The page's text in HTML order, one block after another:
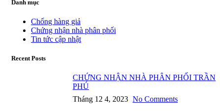
Danh mục
Chống hàng giả
Chứng nhận nhà phân phối
Tin tức cập nhật
Recent Posts
CHỨNG NHẬN NHÀ PHÂN PHỐI TRẦN
PHÚ
Tháng 12 4, 2023 No Comments